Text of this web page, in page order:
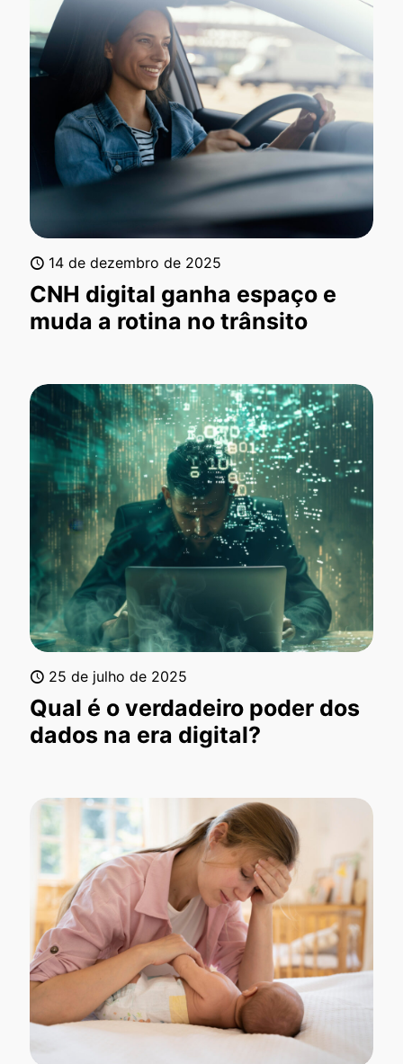
14 de dezembro de 2025
CNH digital ganha espaço e
muda a rotina no trânsito
25 de julho de 2025
Qual é o verdadeiro poder dos
dados na era digital?